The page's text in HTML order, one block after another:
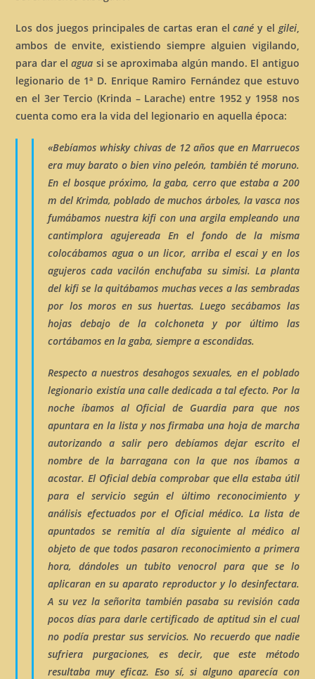
Los dos juegos principales de cartas eran elcanéy el gilei,
ambos de envite, existiendo siempre alguien vigilando,
para dar elagua si se aproximaba algún mando. El antiguo
legionario de 1ª D. Enrique Ramiro Fernández que estuvo
en el 3er Tercio (Krinda – Larache) entre 1952 y 1958 nos
cuenta como era la vida del legionario en aquella época:
«Bebíamoswhisky chivasde 12 años que en Marruecos
era muy barato o bien vinopeleón, también té moruno.
En el bosque próximo, la gaba, cerro que estaba a 200
m del Krimda, poblado de muchos árboles, lavasca nos
fumábamos nuestra kifi con unaargila empleando una
cantimplora agujereada En el fondo de la misma
colocábamos agua o un licor, arriba elescaiy en los
agujeros cadavacilón enchufaba su simisi. La planta
del kifi se la quitábamos muchas veces a las sembradas
por los moros en sus huertas. Luego secábamos las
hojas debajo de la colchoneta y por último las
cortábamos en la gaba, siempre a escondidas.
Respecto a nuestros desahogos sexuales, en el poblado
legionario existía una calle dedicada a tal efecto. Por la
noche íbamos al Oficial de Guardia para que nos
apuntara en la lista y nos firmaba una hoja de marcha
autorizando a salir pero debíamos dejar escrito el
nombre de la barragana con la que nos íbamos a
acostar. El Oficial debía comprobar que ella estaba útil
para el servicio según el último reconocimiento y
análisis efectuados por el Oficial médico. La lista de
apuntados se remitía al día siguiente al médico al
objeto de que todos pasaron reconocimiento a primera
hora, dándoles un tubito venocrol para que se lo
aplicaran en suaparato reproductory lo desinfectara.
A su vez laseñorita también pasaba su revisión cada
pocos días para darle certificado de aptitud sin el cual
no podía prestar sus servicios. No recuerdo que nadie
sufriera purgaciones, es decir, que este método
resultaba muy eficaz. Eso sí, si alguno aparecía con